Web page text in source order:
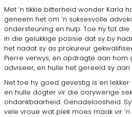
Met ’n tikkie bitterheid wonder Karla
geneem het om ’n suksesvolle
ondersteuning en hulp. Toe hy tot
in die gelukkige posisie dat sy by
het nadat sy as prokureur
Pierre verwys, en opdragte aan hom
adviseer, en hulle het gereeld sy
Net toe hy goed gevestig is en
en hulle dogter vir die oorywerige
ondankbaarheid. Genadeloosheid.
vele vroue wat plek moes maak vir